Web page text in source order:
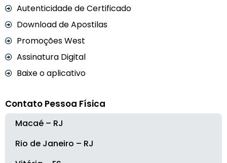
Autenticidade de Certificado
Download de Apostilas
Promoções West
Assinatura Digital
Baixe o aplicativo
Contato Pessoa Física
Macaé – RJ
Rio de Janeiro – RJ